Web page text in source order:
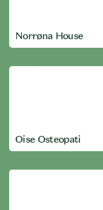
Norrøna House
Oise Osteopati